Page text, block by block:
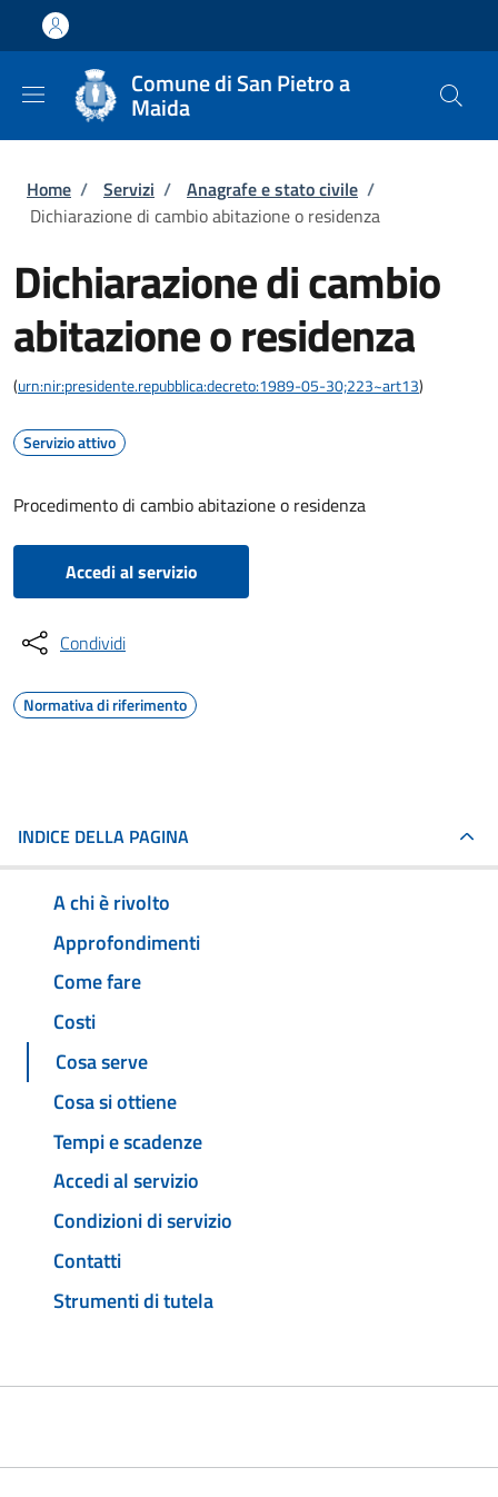
Salta al contenuto principale
Skip to footer content
Comune di San Pietro a
Maida
Briciole di pane
Home / Servizi / Anagrafe e stato civile /
Dichiarazione di cambio abitazione o residenza
Dichiarazione di cambio
abitazione o residenza
(urn:nir:presidente.repubblica:decreto:1989-05-30;223~art13)
Servizio attivo
Procedimento di cambio abitazione o residenza
Accedi al servizio
Condividi
Normativa di riferimento
INDICE DELLA PAGINA
A chi è rivolto
Approfondimenti
Come fare
Costi
Cosa serve
Cosa si ottiene
Tempi e scadenze
Accedi al servizio
Condizioni di servizio
Contatti
Strumenti di tutela